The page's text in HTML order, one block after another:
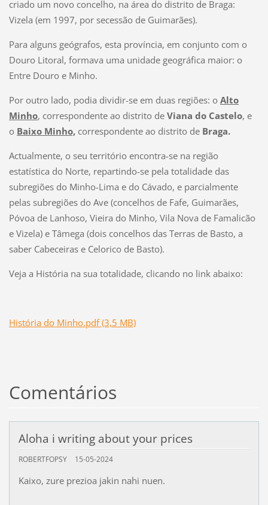
criado um novo concelho, na área do distrito de Braga:
Vizela (em 1997, por secessão de Guimarães).
Para alguns geógrafos, esta província, em conjunto com o
Douro Litoral, formava uma unidade geográfica maior: o
Entre Douro e Minho.
Por outro lado, podia dividir-se em duas regiões: o Alto
Minho, correspondente ao distrito de Viana do Castelo, e
o Baixo Minho,correspondente ao distrito de Braga.
Actualmente, o seu território encontra-se na região
estatística do Norte, repartindo-se pela totalidade das
subregiões do Minho-Lima e do Cávado, e parcialmente
pelas subregiões do Ave (concelhos de Fafe, Guimarães,
Póvoa de Lanhoso, Vieira do Minho, Vila Nova de Famalicão
e Vizela) e Tâmega (dois concelhos das Terras de Basto, a
saber Cabeceiras e Celorico de Basto).
Veja a História na sua totalidade, clicando no link abaixo:
História do Minho.pdf (3,5 MB)
Comentários
Aloha i writing about your prices
ROBERTFOPSY 15-05-2024
Kaixo, zure prezioa jakin nahi nuen.